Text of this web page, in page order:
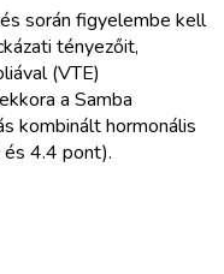
során figyelembe kell
tényezőit,
(VTE)
a Samba
kombinált hormonális
4.4 pont).